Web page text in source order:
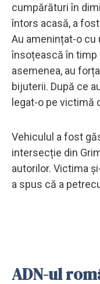
cumpărături în
întors acasă, a
Au amenințat-o cu
însoțească în timp
asemenea, au
bijuterii. După ce
legat-o pe victimă
Vehiculul a fost
intersecție din
autorilor. Victima
a spus că a
ADN-ul